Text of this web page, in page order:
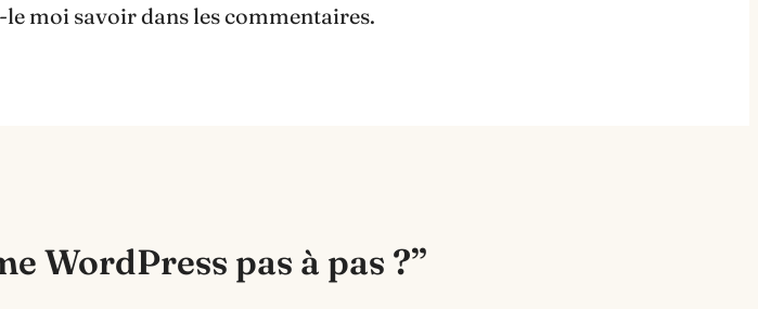
le moi savoir dans les commentaires.
WordPress pas à pas ?”